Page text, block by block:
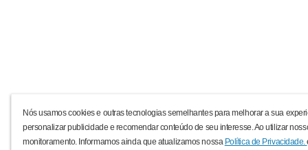
Nós usamos cookies e outras tecnologias semelhantes para melhorar a sua
personalizar publicidade e recomendar conteúdo de seu interesse. Ao utilizar
monitoramento. Informamos ainda que atualizamos nossa Política de Privacidade.